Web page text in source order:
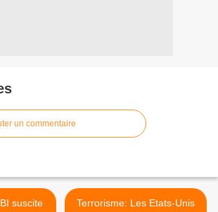
un commentaire
Terrorisme: Les Etats-Unis